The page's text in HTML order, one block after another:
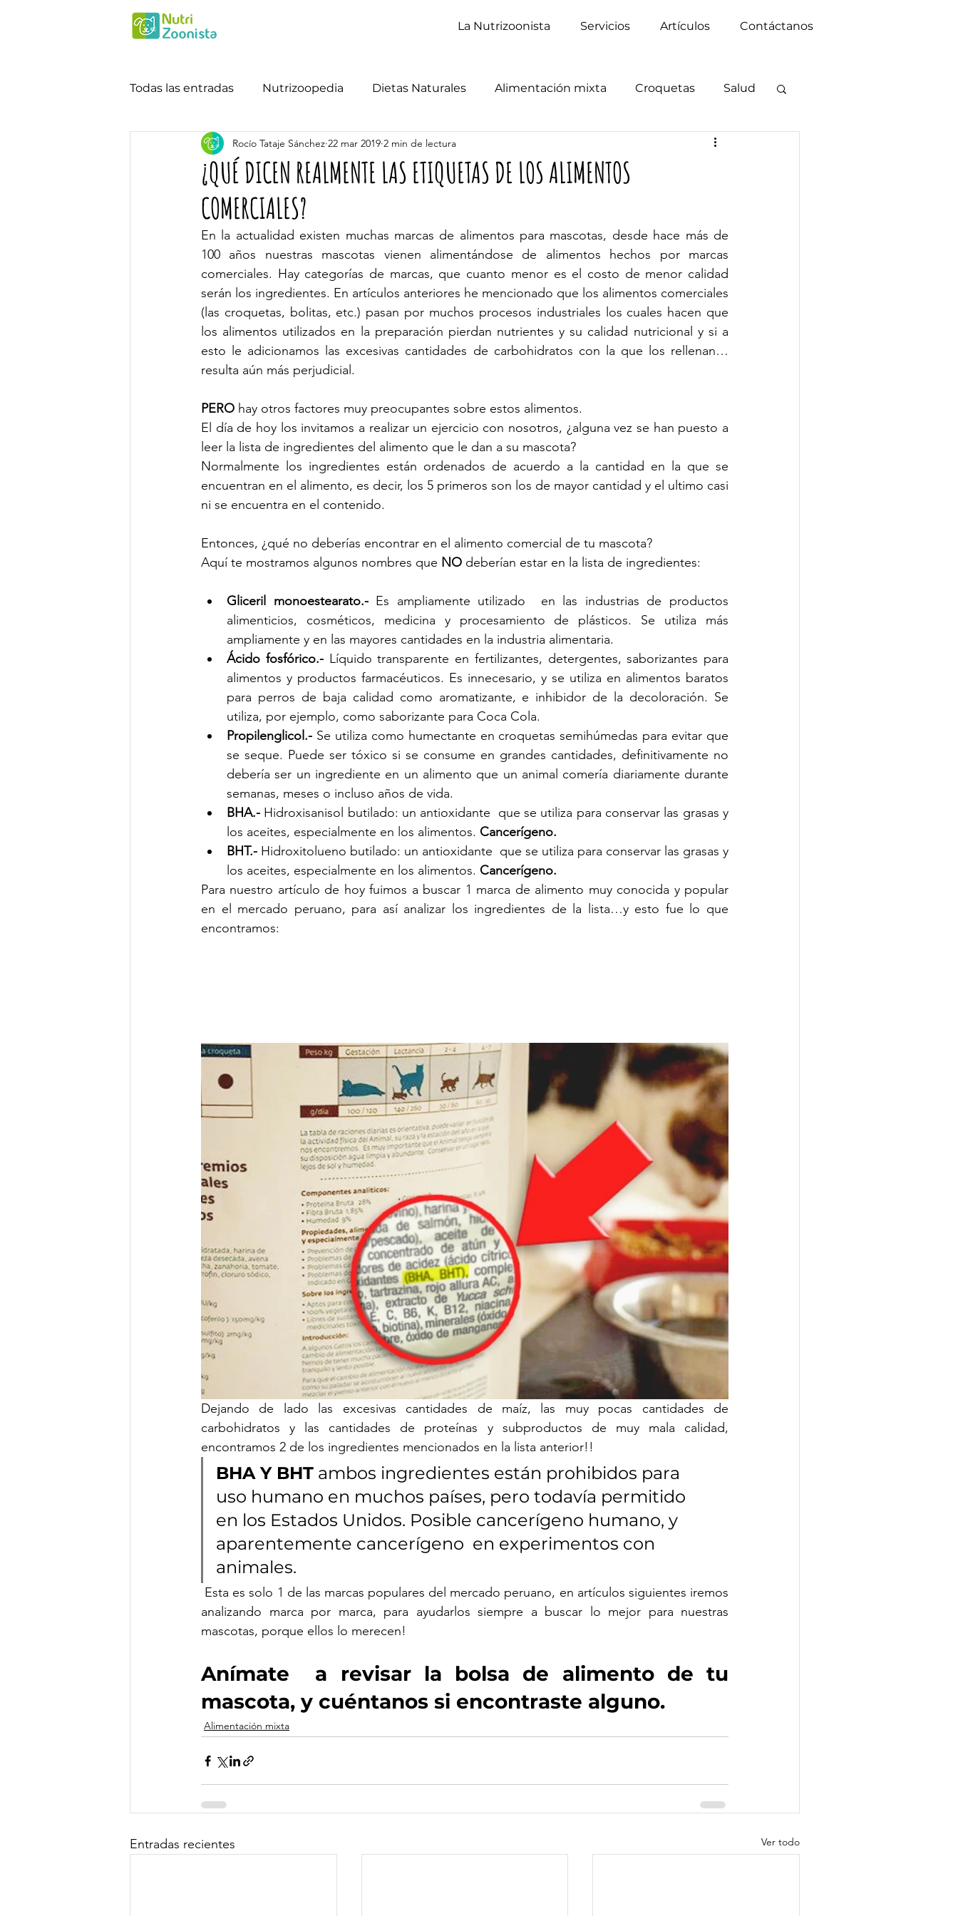
La Nutrizoonista Servicios Artículos Contáctanos
Todas las entradas Nutrizoopedia Dietas Naturales Alimentación mixta Croquetas Salud
¿QUÉ DICEN REALMENTE LAS ETIQUETAS DE LOS ALIMENTOS
COMERCIALES?
Rocío Tataje Sánchez 22 mar 2019 2 min de lectura
En la actualidad existen muchas marcas de alimentos para mascotas, desde hace más de
100 años nuestras mascotas vienen alimentándose de alimentos hechos por marcas
comerciales. Hay categorías de marcas, que cuanto menor es el costo de menor calidad
serán los ingredientes. En artículos anteriores he mencionado que los alimentos comerciales
(las croquetas, bolitas, etc.) pasan por muchos procesos industriales los cuales hacen que
los alimentos utilizados en la preparación pierdan nutrientes y su calidad nutricional y si a
esto le adicionamos las excesivas cantidades de carbohidratos con la que los rellenan…
resulta aún más perjudicial.
PERO hay otros factores muy preocupantes sobre estos alimentos.
El día de hoy los invitamos a realizar un ejercicio con nosotros, ¿alguna vez se han puesto a
leer la lista de ingredientes del alimento que le dan a su mascota?
Normalmente los ingredientes están ordenados de acuerdo a la cantidad en la que se
encuentran en el alimento, es decir, los 5 primeros son los de mayor cantidad y el ultimo casi
ni se encuentra en el contenido.
Entonces, ¿qué no deberías encontrar en el alimento comercial de tu mascota?
Aquí te mostramos algunos nombres que NO deberían estar en la lista de ingredientes:
Gliceril monoestearato.- Es ampliamente utilizado  en las industrias de productos
alimenticios, cosméticos, medicina y procesamiento de plásticos. Se utiliza más
ampliamente y en las mayores cantidades en la industria alimentaria.
Ácido fosfórico.- Líquido transparente en fertilizantes, detergentes, saborizantes para
alimentos y productos farmacéuticos. Es innecesario, y se utiliza en alimentos baratos
para perros de baja calidad como aromatizante, e inhibidor de la decoloración. Se
utiliza, por ejemplo, como saborizante para Coca Cola.
Propilenglicol.- Se utiliza como humectante en croquetas semihúmedas para evitar que
se seque. Puede ser tóxico si se consume en grandes cantidades, definitivamente no
debería ser un ingrediente en un alimento que un animal comería diariamente durante
semanas, meses o incluso años de vida.
BHA.- Hidroxisanisol butilado: un antioxidante  que se utiliza para conservar las grasas y
los aceites, especialmente en los alimentos. Cancerígeno.
BHT.- Hidroxitolueno butilado: un antioxidante  que se utiliza para conservar las grasas y
los aceites, especialmente en los alimentos. Cancerígeno.
Para nuestro artículo de hoy fuimos a buscar 1 marca de alimento muy conocida y popular
en el mercado peruano, para así analizar los ingredientes de la lista…y esto fue lo que
encontramos:
Dejando de lado las excesivas cantidades de maíz, las muy pocas cantidades de
carbohidratos y las cantidades de proteínas y subproductos de muy mala calidad,
encontramos 2 de los ingredientes mencionados en la lista anterior!!
BHA Y BHT ambos ingredientes están prohibidos para
uso humano en muchos países, pero todavía permitido
en los Estados Unidos. Posible cancerígeno humano, y
aparentemente cancerígeno  en experimentos con
animales.
analizando marca por marca, para ayudarlos siempre a buscar lo mejor para nuestras
mascotas, porque ellos lo merecen!
Anímate  a revisar la bolsa de alimento de tu
mascota, y cuéntanos si encontraste alguno.
Alimentación mixta
Entradas recientes Ver todo